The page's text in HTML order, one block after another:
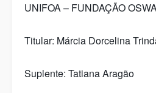
UNIFOA – FUNDAÇÃO
Titular: Márcia Dorcelina
Suplente: Tatiana Aragão